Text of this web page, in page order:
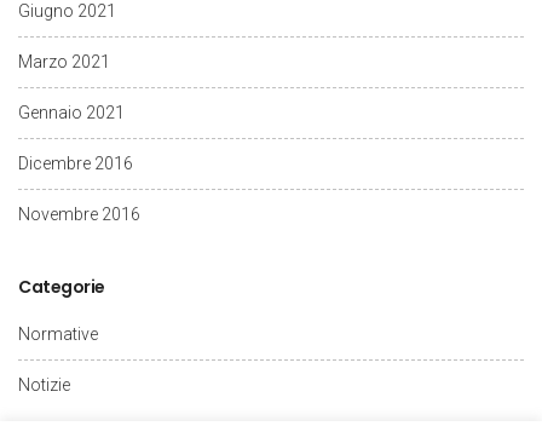
Giugno 2021
Marzo 2021
Gennaio 2021
Dicembre 2016
Novembre 2016
Categorie
Normative
Notizie